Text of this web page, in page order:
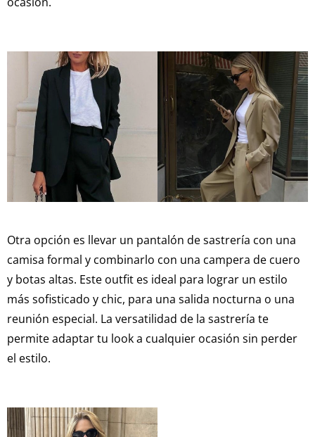
Otra opción es llevar un pantalón de sastrería con una
camisa formal y combinarlo con una campera de cuero
y botas altas. Este outfit es ideal para lograr un estilo
más sofisticado y chic, para una salida nocturna o una
reunión especial. La versatilidad de la sastrería te
permite adaptar tu look a cualquier ocasión sin perder
el estilo.